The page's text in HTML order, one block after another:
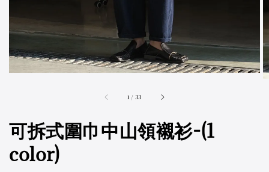
1 / accessibility.of
33
可拆式圍巾中山領襯衫-(1
color)